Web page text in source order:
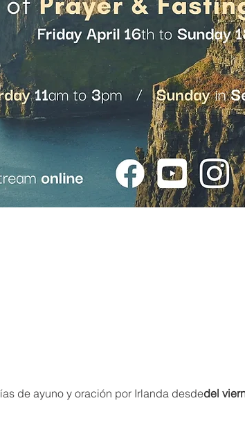
de ayuno y oración por Irlanda desdedel